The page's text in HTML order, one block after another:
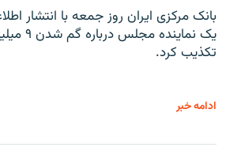
بانک مرکزی ایران روز جمعه با انتشار
یک نماینده
تکذیب کرد.
ادامه خبر